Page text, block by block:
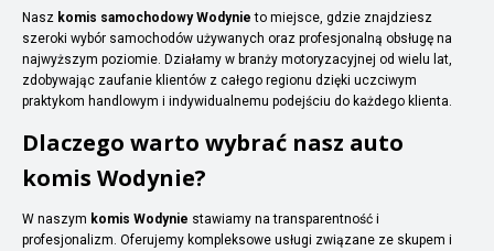
Nasz komis samochodowy Wodynie to miejsce, gdzie znajdziesz
szeroki wybór samochodów używanych oraz profesjonalną obsługę na
najwyższym poziomie. Działamy w branży motoryzacyjnej od wielu lat,
zdobywając zaufanie klientów z całego regionu dzięki uczciwym
praktykom handlowym i indywidualnemu podejściu do każdego klienta.
Dlaczego warto wybrać nasz auto
komis Wodynie?
W naszym komis Wodynie stawiamy na transparentność i
profesjonalizm. Oferujemy kompleksowe usługi związane ze skupem i